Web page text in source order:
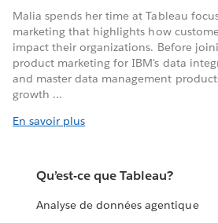
Malia spends her time at Tableau
marketing that highlights how
impact their organizations. Before
product marketing for IBM's data
and master data management
growth ...
En savoir plus
Qu’est-ce que Tableau?
Analyse de données agentique